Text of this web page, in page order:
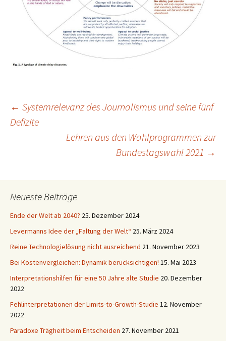
Beitragsnavigation
← Systemrelevanz des Journalismus und seine fünf
Defizite
Lehren aus den Wahlprogrammen zur
Bundestagswahl 2021 →
Neueste Beiträge
Ende der Welt ab 2040? 25. Dezember 2024
Levermanns Idee der „Faltung der Welt“ 25. März 2024
Reine Technologielösung nicht ausreichend 21. November 2023
Bei Kostenvergleichen: Dynamik berücksichtigen! 15. Mai 2023
Interpretationshilfen für eine 50 Jahre alte Studie 20. Dezember
2022
Fehlinterpretationen der Limits-to-Growth-Studie 12. November
2022
Paradoxe Trägheit beim Entscheiden 27. November 2021